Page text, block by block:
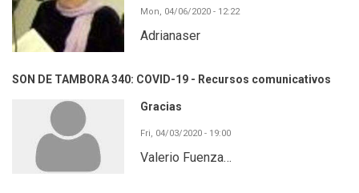
Mon, 04/06/2020 - 12:22
Adrianaser
SON DE TAMBORA 340: COVID-19 - Recursos comunicativos
Gracias
Fri, 04/03/2020 - 19:00
Valerio Fuenza…